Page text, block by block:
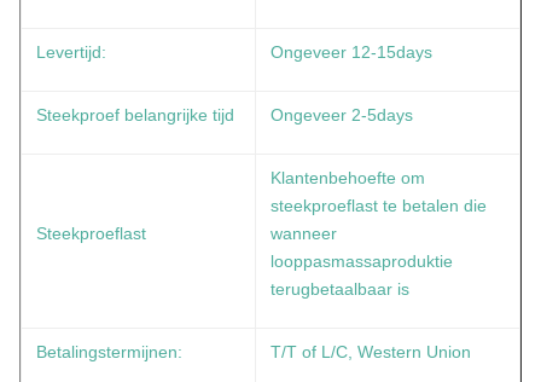
Levertijd: Ongeveer 12-15days
Steekproef belangrijke tijd Ongeveer 2-5days
Steekproeflast
Klantenbehoefte om
steekproeflast te betalen die
wanneer
looppasmassaproduktie
terugbetaalbaar is
Betalingstermijnen: T/T of L/C, Western Union